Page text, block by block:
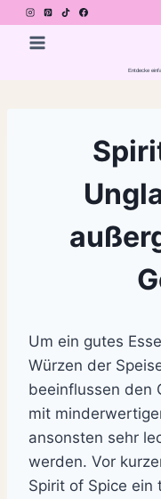
Zum
Inhalt
Entdecke
Um ein gutes
Würzen der
beeinflussen den
mit
ansonsten sehr
werden. Vor
Spirit of Spice ein